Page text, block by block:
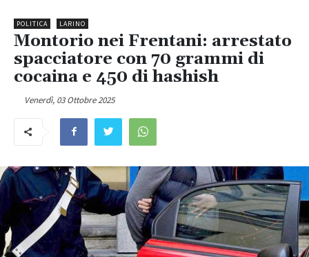
POLITICA LARINO
Montorio nei Frentani: arrestato
spacciatore con 70 grammi di
cocaina e 450 di hashish
Venerdì, 03 Ottobre 2025